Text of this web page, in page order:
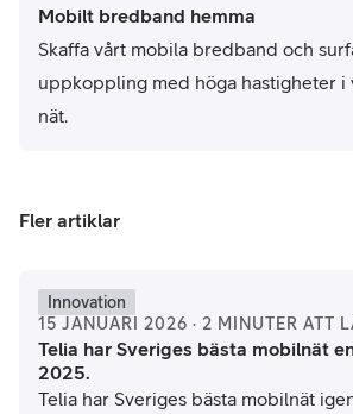
Mobilt bredband hemma
Skaffa vårt mobila bredband och
uppkoppling med höga hastigheter i
nät.
Fler artiklar
Innovation
15 JANUARI 2026 · 2 MINUTER ATT
Telia har Sveriges bästa mobilnät
2025.
Telia har Sveriges bästa mobilnät